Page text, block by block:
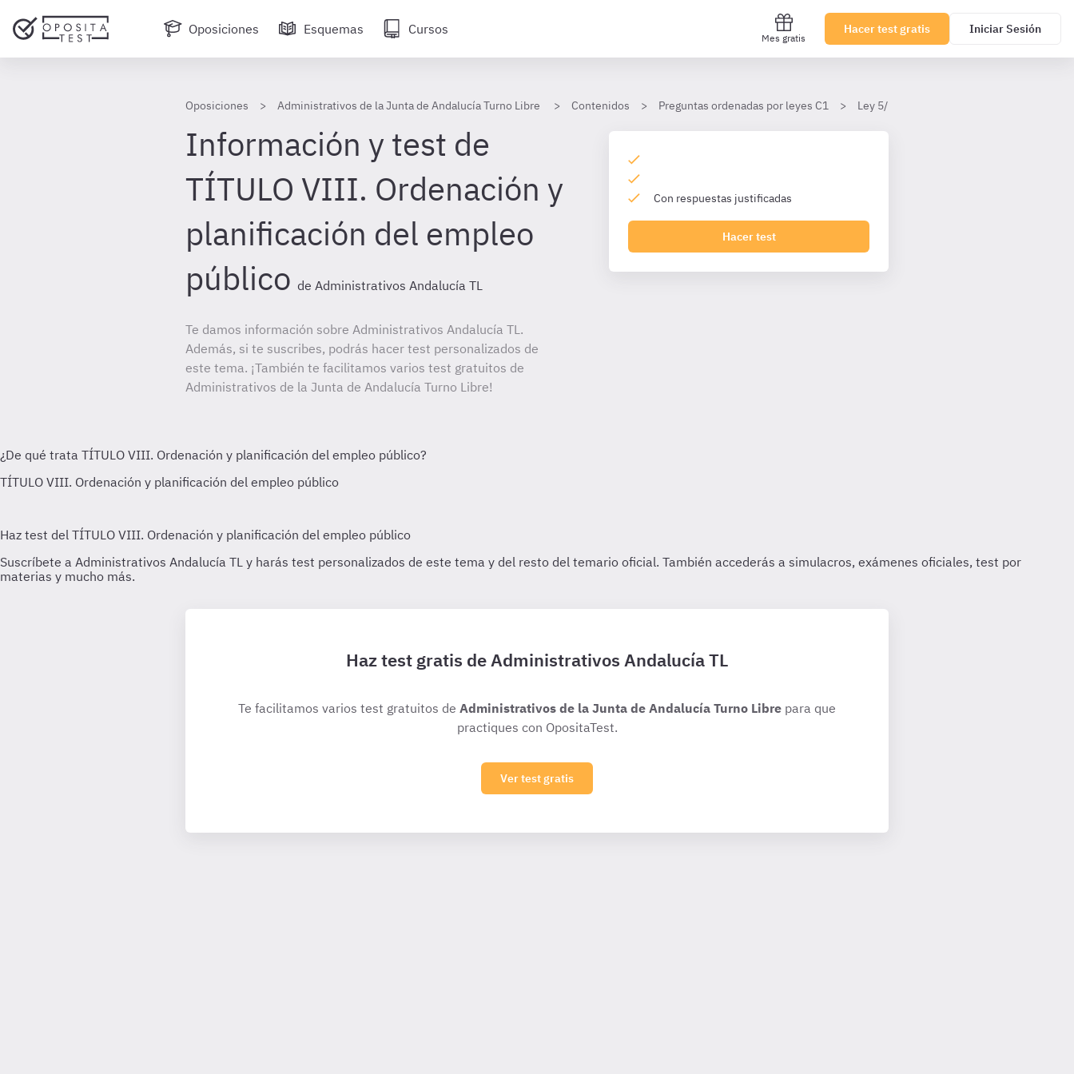
Oposiciones Esquemas Cursos
Mes gratis
Hacer test gratis Iniciar Sesión
Oposiciones Administrativos de la Junta de Andalucía Turno Libre Contenidos Preguntas ordenadas por leyes C1 Ley 5/2023, de 7 de junio, de la Función
Información y test de
TÍTULO VIII. Ordenación y
planificación del empleo
público de Administrativos Andalucía TL
Te damos información sobre Administrativos Andalucía TL.
Además, si te suscribes, podrás hacer test personalizados de
este tema. ¡También te facilitamos varios test gratuitos de
Administrativos de la Junta de Andalucía Turno Libre!
Con respuestas justificadas
Hacer test
Haz test gratis de Administrativos Andalucía TL
Te facilitamos varios test gratuitos de Administrativos de la Junta de Andalucía Turno Libre para que
practiques con OpositaTest.
Ver test gratis